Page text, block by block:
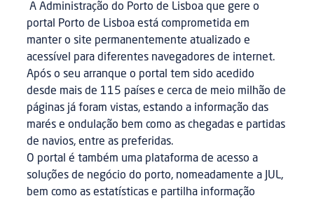
A Administração do Porto de Lisboa que gere o
portal Porto de Lisboa está comprometida em
manter o site permanentemente atualizado e
acessível para diferentes navegadores de internet.
Após o seu arranque o portal tem sido acedido
desde mais de 115 países e cerca de meio milhão de
páginas já foram vistas, estando a informação das
marés e ondulação bem como as chegadas e partidas
de navios, entre as preferidas.
O portal é também uma plataforma de acesso a
soluções de negócio do porto, nomeadamente a JUL,
bem como as estatísticas e partilha informação